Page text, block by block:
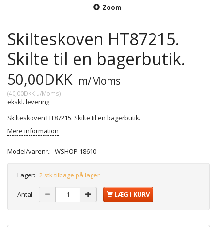
Zoom
Skilteskoven HT87215.
Skilte til en bagerbutik.
50,00DKK m/Moms
(40,00DKK u/Moms)
ekskl. levering
Skilteskoven HT87215. Skilte til en bagerbutik.
Mere information
Model/varenr.: WSHOP-18610
Lager: 2 stk tilbage på lager
Antal LÆG I KURV